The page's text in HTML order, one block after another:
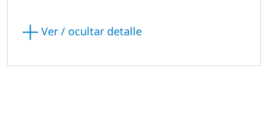
Ver / ocultar detalle